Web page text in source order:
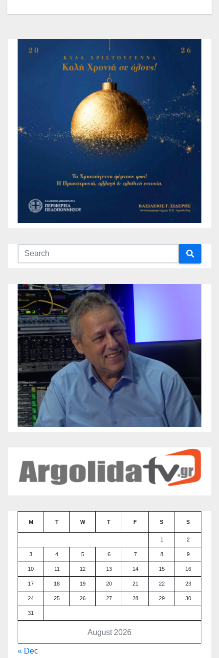
August 2026
M T W T F S S
1 2
3 4 5 6 7 8 9
10 11 12 13 14 15 16
17 18 19 20 21 22 23
24 25 26 27 28 29 30
31
« Dec